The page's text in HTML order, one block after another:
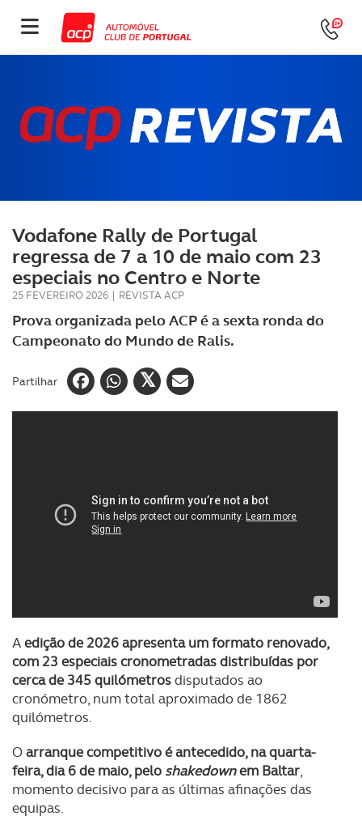
Vodafone Rally de Portugal
regressa de 7 a 10 de maio com 23
especiais no Centro e Norte
25 FEVEREIRO 2026 | REVISTA ACP
Prova organizada pelo ACP é a sexta ronda do
Campeonato do Mundo de Ralis.
Partilhar
Aedição de 2026 apresenta um formato renovado,
com 23 especiais cronometradas distribuídas por
cerca de 345 quilómetrosdisputados ao
cronómetro, num total aproximado de 1862
quilómetros.
Oarranque competitivo é antecedido, na quarta-
feira, dia 6 de maio, pelo shakedownem Baltar,
momento decisivo para as últimas afinações das
equipas.